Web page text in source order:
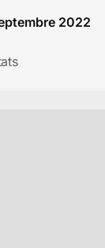
2022